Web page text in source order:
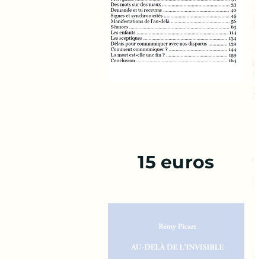
15 euros